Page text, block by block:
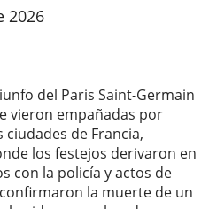
2026
del Paris Saint-Germain
vieron empañadas por
de Francia,
los festejos derivaron en
con la policía y actos de
la muerte de un